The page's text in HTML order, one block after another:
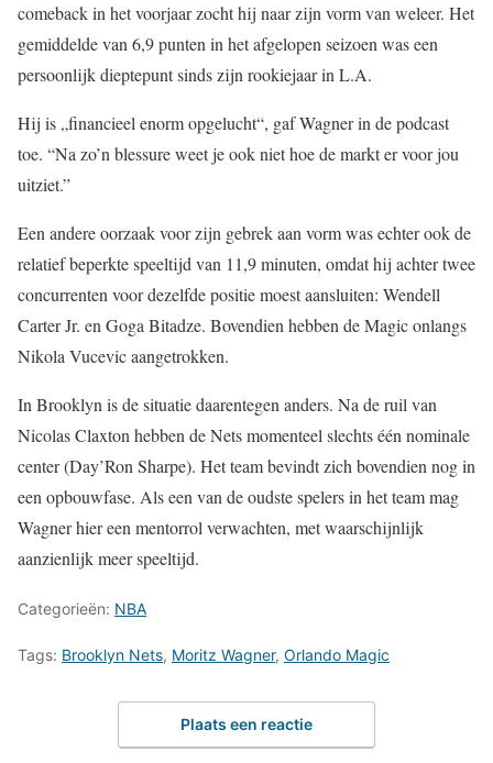
comeback in het voorjaar zocht hij naar zijn vorm van weleer. Het
gemiddelde van 6,9 punten in het afgelopen seizoen was een
persoonlijk dieptepunt sinds zijn rookiejaar in L.A.
Hij is „financieel enorm opgelucht“, gaf Wagner in de podcast
toe. “Na zo’n blessure weet je ook niet hoe de markt er voor jou
uitziet.”
Een andere oorzaak voor zijn gebrek aan vorm was echter ook de
relatief beperkte speeltijd van 11,9 minuten, omdat hij achter twee
concurrenten voor dezelfde positie moest aansluiten: Wendell
Carter Jr. en Goga Bitadze. Bovendien hebben de Magic onlangs
Nikola Vucevic aangetrokken.
In Brooklyn is de situatie daarentegen anders. Na de ruil van
Nicolas Claxton hebben de Nets momenteel slechts één nominale
center (Day’Ron Sharpe). Het team bevindt zich bovendien nog in
een opbouwfase. Als een van de oudste spelers in het team mag
Wagner hier een mentorrol verwachten, met waarschijnlijk
aanzienlijk meer speeltijd.
Categorieën: NBA
Tags: Brooklyn Nets, Moritz Wagner, Orlando Magic
Plaats een reactie